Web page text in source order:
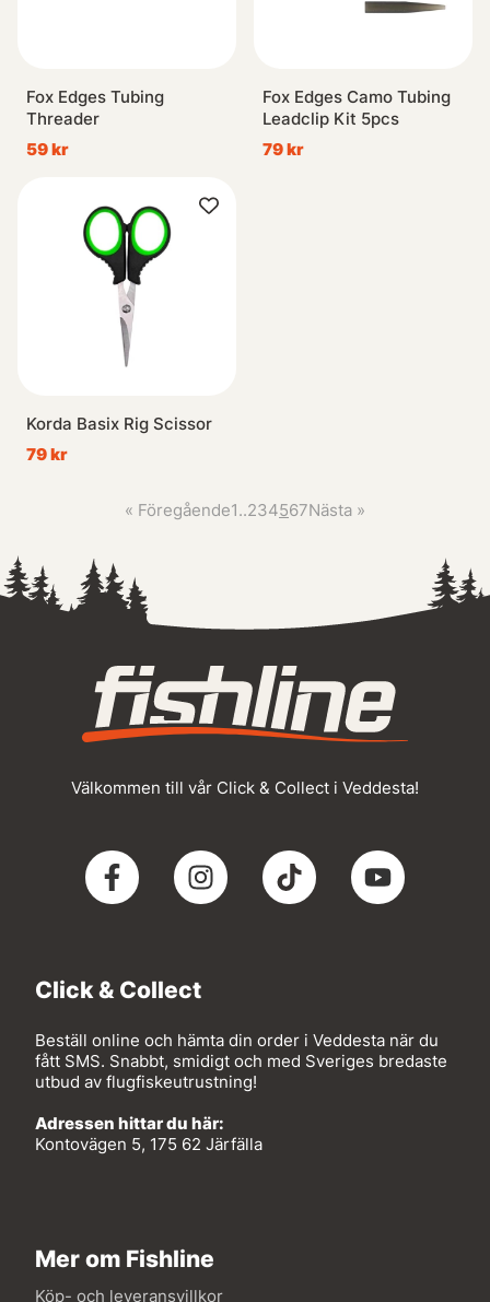
Fox Edges Tubing
Threader
59 kr
Fox Edges Camo Tubing
Leadclip Kit 5pcs
79 kr
Korda Basix Rig Scissor
79 kr
« Föregående1..234567Nästa »
Välkommen till vår Click & Collect i Veddesta!
Click & Collect
Beställ online och hämta din order i Veddesta när du
fått SMS. Snabbt, smidigt och med Sveriges bredaste
utbud av flugfiskeutrustning!
Adressen hittar du här:
Kontovägen 5, 175 62 Järfälla
Mer om Fishline
Köp- och leveransvillkor